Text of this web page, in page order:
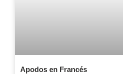
Apodos en Francés